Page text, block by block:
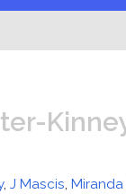
,J Mascis,Miranda